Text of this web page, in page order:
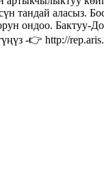
аласыз.
ондоо.
-👉 http://